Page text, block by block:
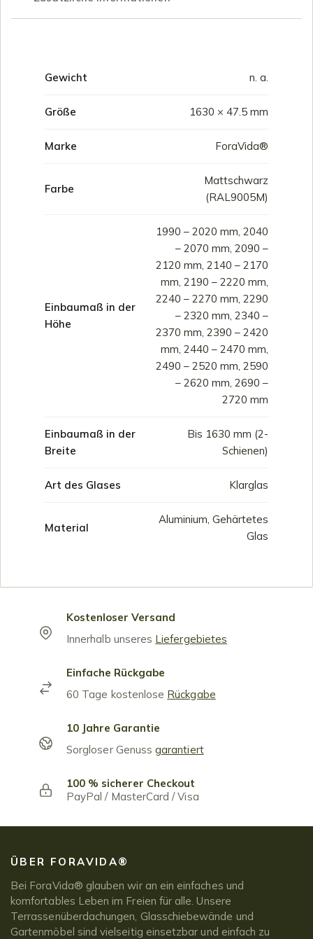
Gewicht n. a.
Größe 1630 × 47.5 mm
Marke ForaVida®
Farbe
Mattschwarz
(RAL9005M)
Einbaumaß in der
Höhe
1990 – 2020 mm, 2040
– 2070 mm, 2090 –
2120 mm, 2140 – 2170
mm, 2190 – 2220 mm,
2240 – 2270 mm, 2290
– 2320 mm, 2340 –
2370 mm, 2390 – 2420
mm, 2440 – 2470 mm,
2490 – 2520 mm, 2590
– 2620 mm, 2690 –
2720 mm
Einbaumaß in der
Breite
Bis 1630 mm (2-
Schienen)
Art des Glases Klarglas
Material
Aluminium, Gehärtetes
Glas
Kostenloser Versand
Innerhalb unseres Liefergebietes
Einfache Rückgabe
60 Tage kostenlose Rückgabe
10 Jahre Garantie
Sorgloser Genussgarantiert
100 % sicherer Checkout
PayPal / MasterCard / Visa
ÜBER FORAVIDA®
Bei ForaVida® glauben wir an ein einfaches und
komfortables Leben im Freien für alle. Unsere
Terrassenüberdachungen, Glasschiebewände und
Gartenmöbel sind vielseitig einsetzbar und einfach zu